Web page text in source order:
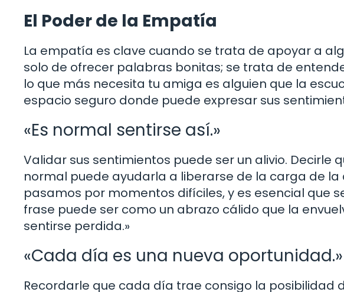
El Poder de la Empatía
La empatía es clave cuando se trata de apoyar a
solo de ofrecer palabras bonitas; se trata de
lo que más necesita tu amiga es alguien que la
espacio seguro donde puede expresar sus
«Es normal sentirse así.»
Validar sus sentimientos puede ser un alivio. Decirle
normal puede ayudarla a liberarse de la carga de la
pasamos por momentos difíciles, y es esencial que
frase puede ser como un abrazo cálido que la
sentirse perdida.»
«Cada día es una nueva oportunidad.»
Recordarle que cada día trae consigo la posibilidad